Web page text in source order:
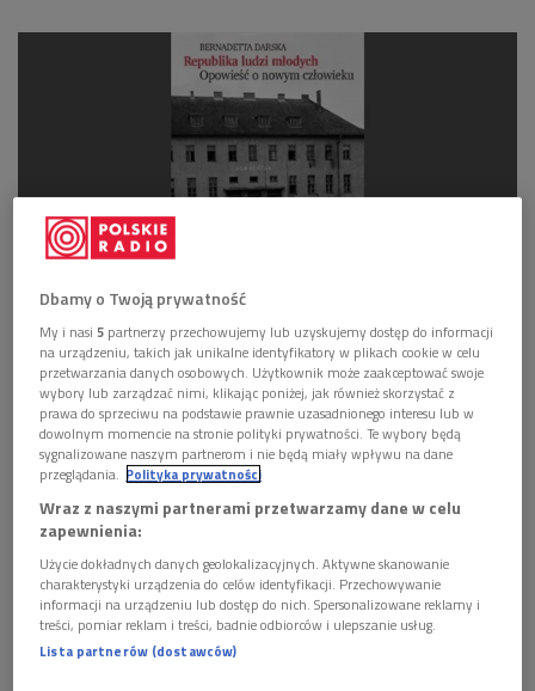
Okładka książki Bernadetty Darskiej "Republika ludzi młodych. Opowieść o
nowym człowieku" Foto: materiały promocyjne
Projekt powstał w 1946 roku z inicjatywy Robotniczego
Towarzystwa Przyjaciół Dzieci. Miejscem jego realizacji stały
się dawne koszary Ludendorfa w Bartoszycach, mieście,
które po wojnie było w dużej mierze wyludnione. – Ten projekt
był faktycznie szczególny. Dom dziecka, który stał się
fundamentem tego projektu, był pomyślany dla trzech
tysięcy dzieci. Tę liczbę sobie trudno wyobrazić – mówiła w
Dwójce Bernadetta Darska.
Dbamy o Twoją prywatność
My i nasi5 partnerzy przechowujemy lub uzyskujemy dostęp do informacji
na urządzeniu, takich jak unikalne identyfikatory w plikach cookie w celu
przetwarzania danych osobowych. Użytkownik może zaakceptować swoje
wybory lub zarządzać nimi, klikając poniżej, jak również skorzystać z
prawa do sprzeciwu na podstawie prawnie uzasadnionego interesu lub w
dowolnym momencie na stronie polityki prywatności. Te wybory będą
sygnalizowane naszym partnerom i nie będą miały wpływu na dane
przeglądania. Polityka prywatności
Wraz z naszymi partnerami przetwarzamy dane w celu
zapewnienia:
Użycie dokładnych danych geolokalizacyjnych. Aktywne skanowanie
charakterystyki urządzenia do celów identyfikacji. Przechowywanie
informacji na urządzeniu lub dostęp do nich. Spersonalizowane reklamy i
treści, pomiar reklam i treści, badnie odbiorców i ulepszanie usług.
Lista partnerów (dostawców)